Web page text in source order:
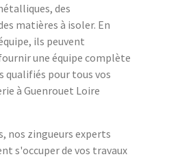
des
matières à isoler. En
ils peuvent
une équipe complète
qualifiés pour tous vos
à Guenrouet Loire
nos zingueurs experts
s'occuper de vos travaux